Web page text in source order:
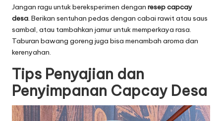
Jangan ragu untuk bereksperimen dengan resep capcay
desa. Berikan sentuhan pedas dengan cabai rawit atau saus
sambal, atau tambahkan jamur untuk memperkaya rasa.
Taburan bawang goreng juga bisa menambah aroma dan
kerenyahan.
Tips Penyajian dan
Penyimpanan Capcay Desa